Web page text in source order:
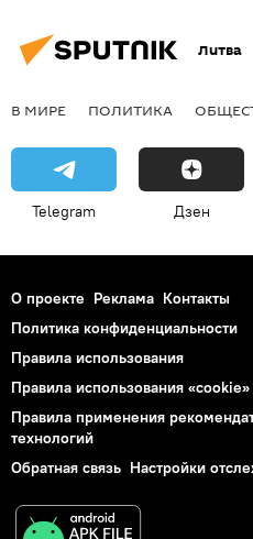
Литва
В МИРЕ ПОЛИТИКА
Telegram Дзен
О проекте Реклама Контакты
Политика конфиденциальности
Правила использования
Правила использования «cookie»
Правила применения
технологий
Обратная связь Настройки